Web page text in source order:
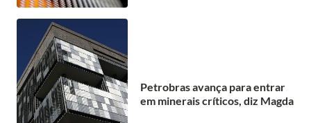
Petrobras avança para entrar
em minerais críticos, diz Magda